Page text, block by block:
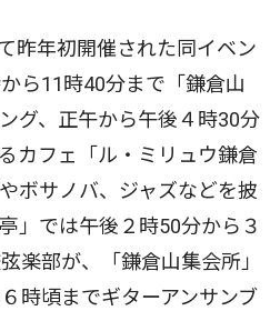
昨年初開催された同イベン
ら11時40分まで「鎌倉山
グ、正午から午後４時30分
カフェ「ル・ミリュウ鎌倉
ボサノバ、ジャズなどを披
」では午後２時50分から３
楽部が、「鎌倉山集会所」
時頃までギターアンサンブ